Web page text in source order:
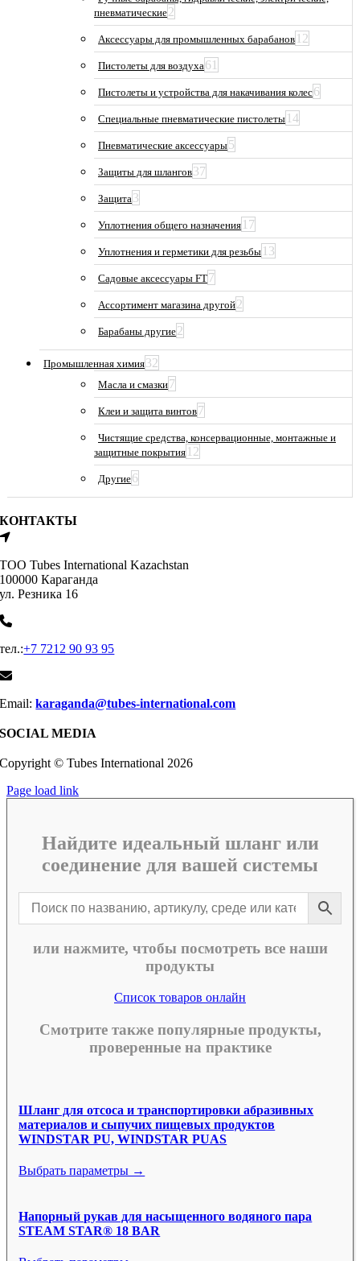
пневматические2
Аксессуары для промышленных барабанов 12
Пистолеты для воздуха61
Пистолеты и устройства для накачивания колес6
Специальные пневматические пистолеты 14
Пневматические аксессуары5
Защиты для шлангов37
Защита3
Уплотнения общего назначения 17
Уплотнения и герметики для резьбы 13
Садовые аксессуары FT7
Ассортимент магазина другой2
Барабаны другие2
Промышленная химия32
Масла и смазки7
Клеи и защита винтов7
Чистящие средства, консервационные, монтажные и
защитные покрытия 12
Другие6
КОНТАКТЫ
ТОО Tubes International Kazachstan
100000 Караганда
ул. Резника 16
тел.:+7 7212 90 93 95
Email:karaganda@tubes-international.com
SOCIAL MEDIA
Copyright © Tubes International 2026
Page load link
Найдите идеальный шланг или
соединение для вашей системы
или нажмите, чтобы посмотреть все наши
продукты
Список товаров онлайн
Смотрите также популярные продукты,
проверенные на практике
Шланг для отсоса и транспортировки абразивных
материалов и сыпучих пищевых продуктов
WINDSTAR PU, WINDSTAR PUAS
Выбрать параметры →
Напорный рукав для насыщенного водяного пара
STEAM STAR® 18 BAR